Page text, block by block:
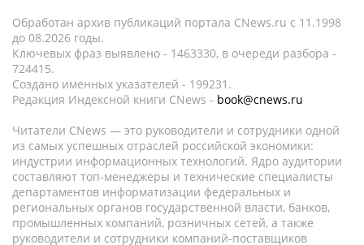
Обработан архив публикаций портала CNews.ru c 11.1998
до 08.2026 годы.
Ключевых фраз выявлено - 1463330, в очереди разбора -
724415.
Создано именных указателей - 199231.
Редакция Индексной книги CNews - book@cnews.ru
Читатели CNews — это руководители и сотрудники одной
из самых успешных отраслей российской экономики:
индустрии информационных технологий. Ядро аудитории
составляют топ-менеджеры и технические специалисты
департаментов информатизации федеральных и
региональных органов государственной власти, банков,
промышленных компаний, розничных сетей, а также
руководители и сотрудники компаний-поставщиков